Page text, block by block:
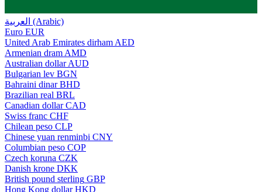
العربية (Arabic)
Euro EUR
United Arab Emirates dirham AED
Armenian dram AMD
Australian dollar AUD
Bulgarian lev BGN
Bahraini dinar BHD
Brazilian real BRL
Canadian dollar CAD
Swiss franc CHF
Chilean peso CLP
Chinese yuan renminbi CNY
Columbian peso COP
Czech koruna CZK
Danish krone DKK
British pound sterling GBP
Hong Kong dollar HKD